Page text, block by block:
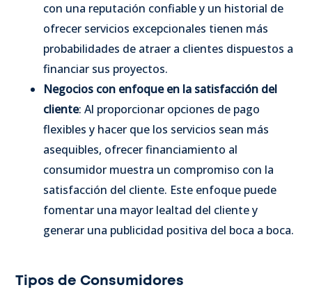
con una reputación confiable y un historial de
ofrecer servicios excepcionales tienen más
probabilidades de atraer a clientes dispuestos a
financiar sus proyectos.
Negocios con enfoque en la satisfacción del
cliente: Al proporcionar opciones de pago
flexibles y hacer que los servicios sean más
asequibles, ofrecer financiamiento al
consumidor muestra un compromiso con la
satisfacción del cliente. Este enfoque puede
fomentar una mayor lealtad del cliente y
generar una publicidad positiva del boca a boca.
Tipos de Consumidores